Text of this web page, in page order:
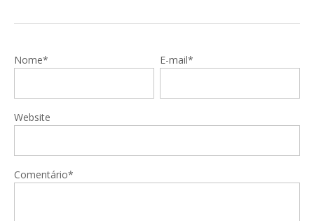
Nome* E-mail*
Website
Comentário*